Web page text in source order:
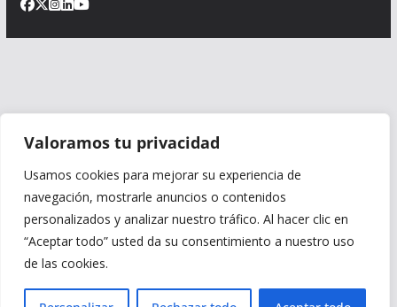
Valoramos tu privacidad
Usamos cookies para mejorar su experiencia de
navegación, mostrarle anuncios o contenidos
personalizados y analizar nuestro tráfico. Al hacer clic en
“Aceptar todo” usted da su consentimiento a nuestro uso
de las cookies.